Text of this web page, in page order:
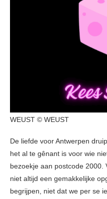
WEUST © WEUST
De liefde voor Antwerpen
het al te gênant is voor wie
bezoekje aan postcode 2000.
niet altijd een gemakkelijke
begrijpen, niet dat we per se